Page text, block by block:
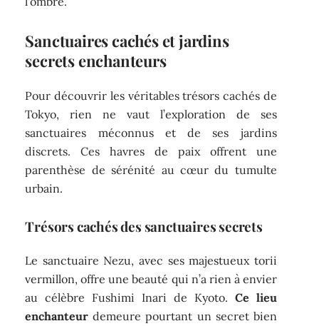
Sanctuaires cachés et jardins
secrets enchanteurs
Pour découvrir les véritables trésors cachés de
Tokyo, rien ne vaut l’exploration de ses
sanctuaires méconnus et de ses jardins
discrets. Ces havres de paix offrent une
parenthèse de sérénité au cœur du tumulte
urbain.
Trésors cachés des sanctuaires secrets
Le sanctuaire Nezu, avec ses majestueux torii
vermillon, offre une beauté qui n’a rien à envier
au célèbre Fushimi Inari de Kyoto. Ce lieu
enchanteur demeure pourtant un secret bien